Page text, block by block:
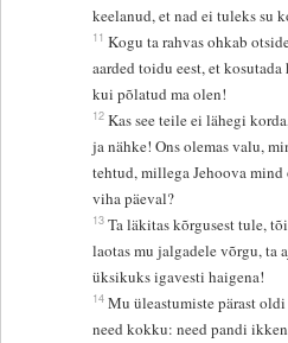
keelanud, et nad ei tuleks su
11 Kogu ta rahvas ohkab
aarded toidu eest, et
kui põlatud ma olen!
12 Kas see teile ei lähegi
ja nähke! Ons olemas valu,
tehtud, millega Jehoova
viha päeval?
13 Ta läkitas kõrgusest tule,
laotas mu jalgadele võrgu, ta
üksikuks igavesti haigena!
14 Mu üleastumiste pärast
need kokku: need pandi